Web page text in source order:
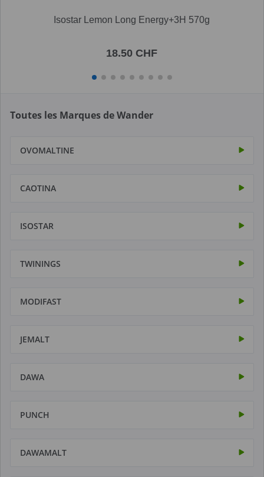
Isostar Lemon Long Energy+3H 570g
18.50 CHF
Toutes les Marques de Wander
OVOMALTINE
CAOTINA
ISOSTAR
TWININGS
MODIFAST
JEMALT
DAWA
PUNCH
DAWAMALT